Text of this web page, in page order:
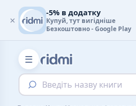
☰
Введіть назву книги
×
-5% в додатку
Купуй, тут вигідніше
Безкоштовно - Google Play